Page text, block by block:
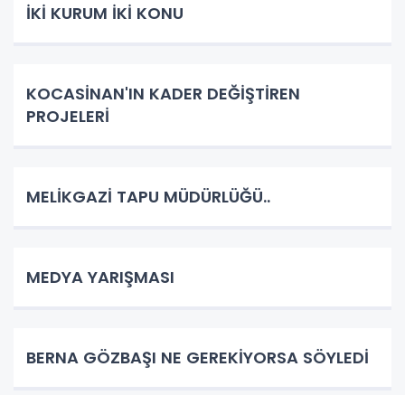
İKİ KURUM İKİ KONU
KOCASİNAN'IN KADER DEĞİŞTİREN
PROJELERİ
MELİKGAZİ TAPU MÜDÜRLÜĞÜ..
MEDYA YARIŞMASI
BERNA GÖZBAŞI NE GEREKİYORSA SÖYLEDİ